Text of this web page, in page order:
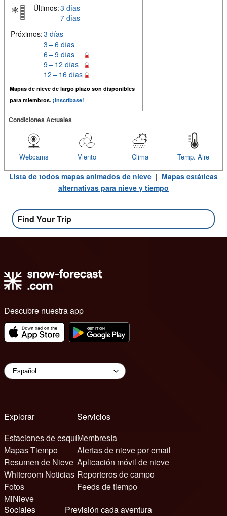
Últimos:3 días
7 días
Próximos:3 días
3 – 6 días
6 – 9 días
9 – 12 días
12 – 16 días
Mapas de nieve de largo plazo son disponibles
para miembros. ¡Inscríbase!
Condiciones Actuales
Temp. Aire
Clima
Viento
Webcams
Lista de todos mapas animados de nieve | Mapas estáticas
alternativas para nieve y tiempo
Find Your Trip
Descubre nuestra app
Explorar
Estaciones de esquí
Mapas Tiempo
Resumen de Nieve
Whiteroom Noticias
Fotos
MiNieve
Servicios
Membresía
Alertas de nieve por email
Aplicación móvil de nieve
Reporteros de campo
Feeds de tiempo
Sociales
Previsión cada aventura